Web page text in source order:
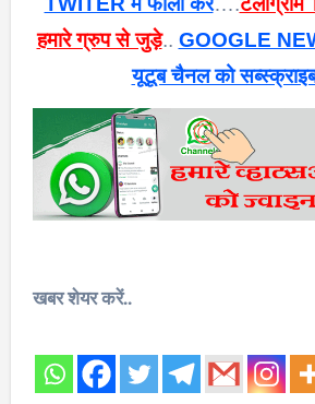
हमारे ग्रुप से जुड़े.. GOOGLE
यूटूब चैनल को
खबर शेयर करें..